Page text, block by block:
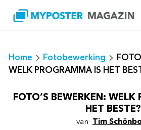
naar
Home Fotobewerking
WELK PROGRAMMA IS HET
FOTO’S BEWERKEN:
HET BESTE?
van Tim